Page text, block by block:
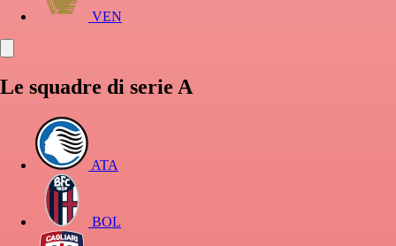
VEN
Le squadre di serie A
ATA
BOL